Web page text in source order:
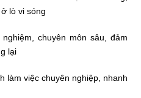
lò vi sóng
chuyên môn sâu, đảm
lại
làm việc chuyên nghiệp, nhanh